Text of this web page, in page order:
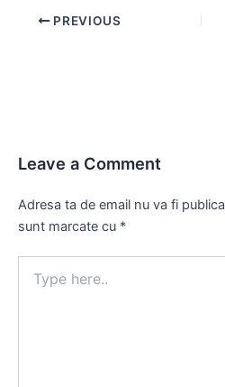
Post PREVIOUS
Leave a Comment
Adresa ta de email nu va fi
sunt marcate cu *
here..